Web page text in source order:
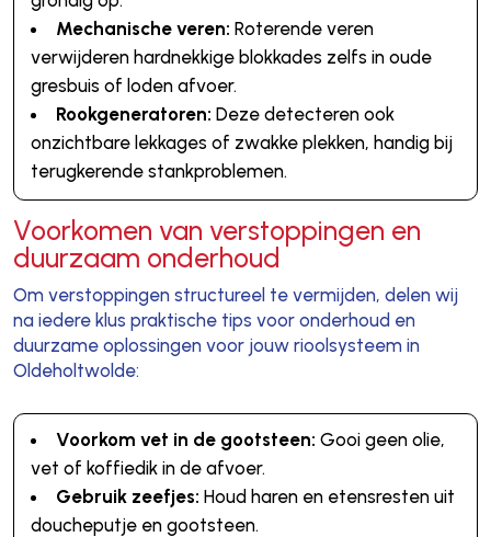
Mechanische veren: Roterende veren
verwijderen hardnekkige blokkades zelfs in oude
gresbuis of loden afvoer.
Rookgeneratoren: Deze detecteren ook
onzichtbare lekkages of zwakke plekken, handig bij
terugkerende stankproblemen.
Voorkomen van verstoppingen en
duurzaam onderhoud
Om verstoppingen structureel te vermijden, delen wij
na iedere klus praktische tips voor onderhoud en
duurzame oplossingen voor jouw rioolsysteem in
Oldeholtwolde:
Voorkom vet in de gootsteen: Gooi geen olie,
vet of koffiedik in de afvoer.
Gebruik zeefjes: Houd haren en etensresten uit
doucheputje en gootsteen.